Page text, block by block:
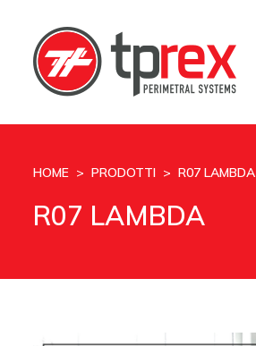
HOME > PRODOTTI > R07 LAMBDA
R07 LAMBDA